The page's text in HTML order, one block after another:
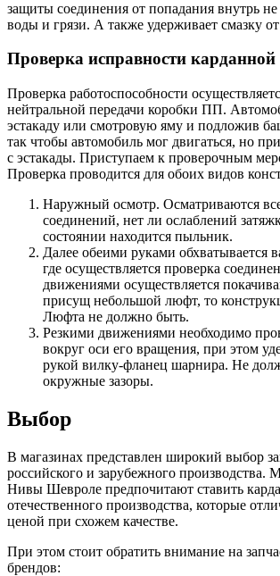
защиты соединения от попадания внутрь
воды и грязи. А также удерживает смазку
Проверка исправности карданной
Проверка работоспособности
нейтральной передачи коробки ПП.
эстакаду или смотровую яму и подложив
так чтобы автомобиль мог двигаться, но
с эстакады. Приступаем к проверочным
Проверка проводится для обоих видов
Наружный осмотр. Осматриваются
соединений, нет ли ослаблений
состоянии находится пыльник.
Далее обеими руками обхватывается
где осуществляется проверка
движениями осуществляется
присущ небольшой люфт, то
Люфта не должно быть.
Резкими движениями необходимо
вокруг оси его вращения, при этом
рукой вилку-фланец шарнира. Не
окружные зазоры.
Выбор
В магазинах представлен широкий выбор
российского и зарубежного производства.
Нивы Шевроле предпочитают ставить
отечественного производства, которые
ценой при схожем качестве.
При этом стоит обратить внимание на
брендов: